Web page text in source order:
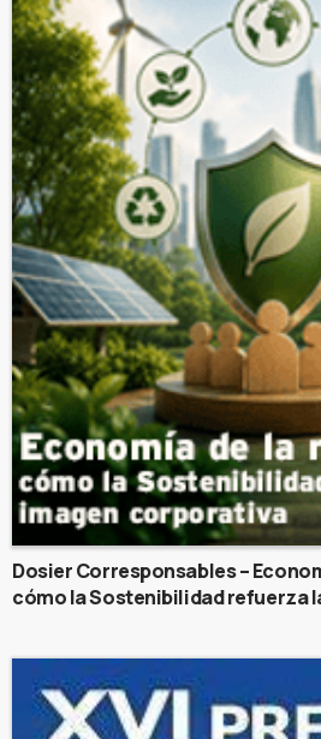
Dosier Corresponsables –
cómo la Sostenibilidad refuerza